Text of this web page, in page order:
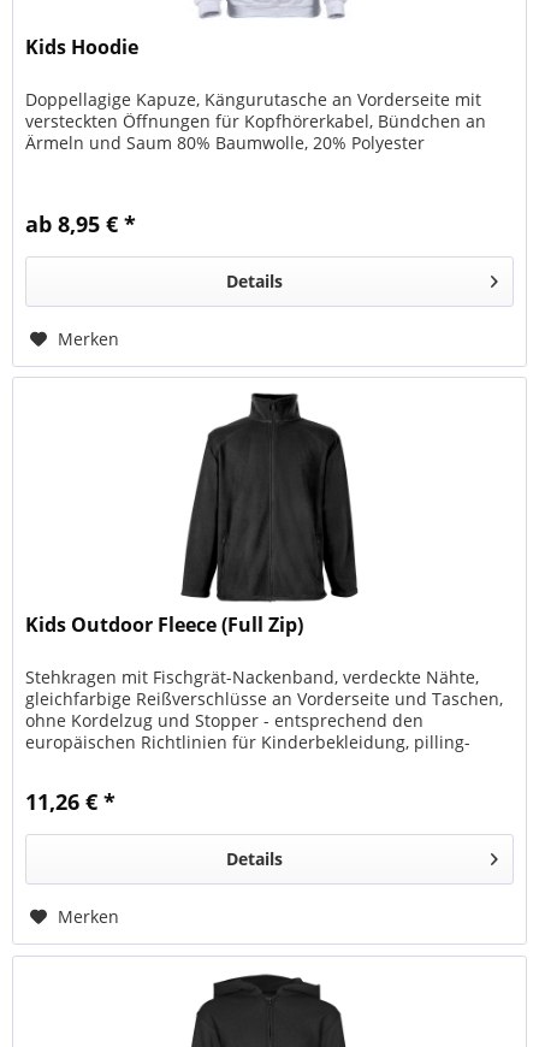
Kids Hoodie
Doppellagige Kapuze, Kängurutasche an Vorderseite mit
versteckten Öffnungen für Kopfhörerkabel, Bündchen an
Ärmeln und Saum 80% Baumwolle, 20% Polyester
ab 8,95 € *
Details
Merken
Kids Outdoor Fleece (Full Zip)
Stehkragen mit Fischgrät-Nackenband, verdeckte Nähte,
gleichfarbige Reißverschlüsse an Vorderseite und Taschen,
ohne Kordelzug und Stopper - entsprechend den
europäischen Richtlinien für Kinderbekleidung, pilling-
11,26 € *
Details
Merken